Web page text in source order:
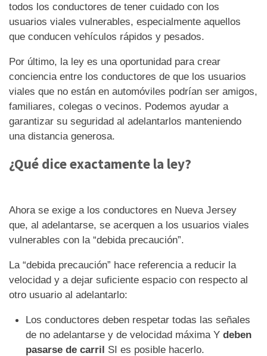
todos los conductores de tener cuidado con los
usuarios viales vulnerables, especialmente aquellos
que conducen vehículos rápidos y pesados.
Por último, la ley es una oportunidad para crear
conciencia entre los conductores de que los usuarios
viales que no están en automóviles podrían ser amigos,
familiares, colegas o vecinos. Podemos ayudar a
garantizar su seguridad al adelantarlos manteniendo
una distancia generosa.
¿Qué dice exactamente la ley?
Ahora se exige a los conductores en Nueva Jersey
que, al adelantarse, se acerquen a los usuarios viales
vulnerables con la “debida precaución”.
La “debida precaución” hace referencia a reducir la
velocidad y a dejar suficiente espacio con respecto al
otro usuario al adelantarlo:
Los conductores deben respetar todas las señales
de no adelantarse y de velocidad máxima Y deben
pasarse de carril SI es posible hacerlo.